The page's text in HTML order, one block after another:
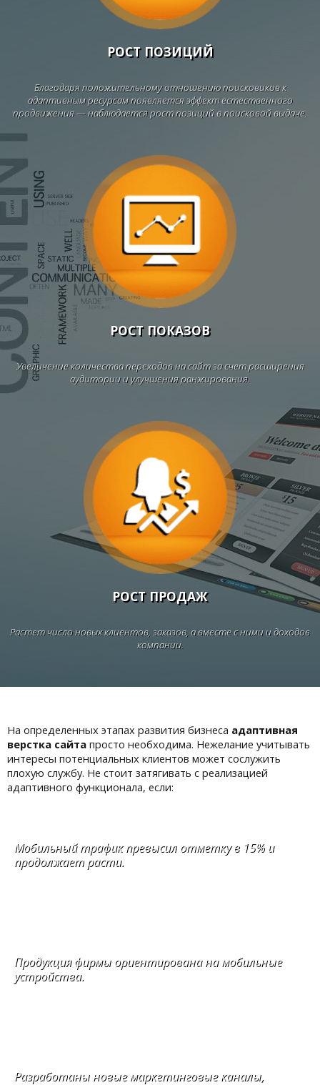
РОСТ ПОЗИЦИЙ
Благодаря положительному отношению поисковиков к
адаптивным ресурсам появляется эффект естественного
продвижения — наблюдается рост позиций в поисковой выдаче.
РОСТ ПОКАЗОВ
Увеличение количества переходов на сайт за счет расширения
аудитории и улучшения ранжирования.
РОСТ ПРОДАЖ
Растет число новых клиентов, заказов, а вместе с ними и доходов
компании.
На определенных этапах развития бизнеса адаптивная
верстка сайта просто необходима. Нежелание учитывать
интересы потенциальных клиентов может сослужить
плохую службу. Не стоит затягивать с реализацией
адаптивного функционала, если:
Мобильный трафик превысил отметку в 15% и
продолжает расти.
Продукция фирмы ориентирована на мобильные
устройства.
Разработаны новые маркетинговые каналы,